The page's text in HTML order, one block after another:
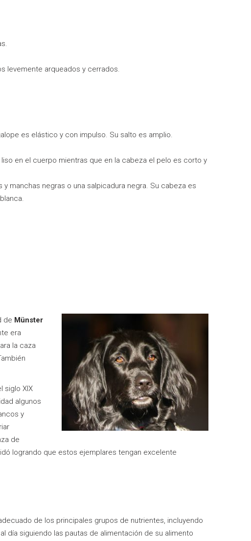
levemente arqueados y cerrados.
es elástico y con impulso. Su salto es amplio.
en el cuerpo mientras que en la cabeza el pelo es corto y
manchas negras o una salpicadura negra. Su cabeza es
de Münster
era
la caza
siglo XIX
algunos
y
de
logrando que estos ejemplares tengan excelente
de los principales grupos de nutrientes, incluyendo
día siguiendo las pautas de alimentación de su alimento